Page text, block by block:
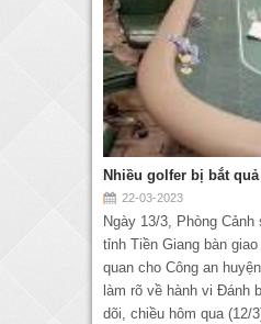
Nhiều golfer bị bắt
22-03-2023
Ngày 13/3, Phòng
tỉnh Tiền Giang bàn
quan cho Công an
làm rõ về hành vi Đánh
dõi, chiều hôm qua (12/